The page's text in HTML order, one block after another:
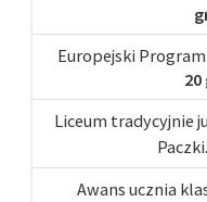
Europejski
20
Liceum tradycyjnie
Paczki.
Awans ucznia